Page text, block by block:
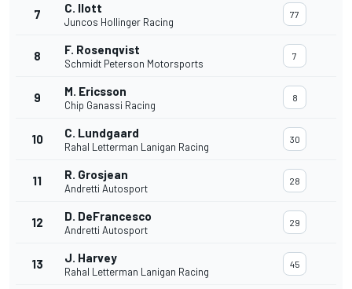
7 C. Ilott
Juncos Hollinger Racing
77
8 F. Rosenqvist
Schmidt Peterson Motorsports
7
9 M. Ericsson
Chip Ganassi Racing
8
10 C. Lundgaard
Rahal Letterman Lanigan Racing
30
11 R. Grosjean
Andretti Autosport
28
12 D. DeFrancesco
Andretti Autosport
29
13 J. Harvey
Rahal Letterman Lanigan Racing
45